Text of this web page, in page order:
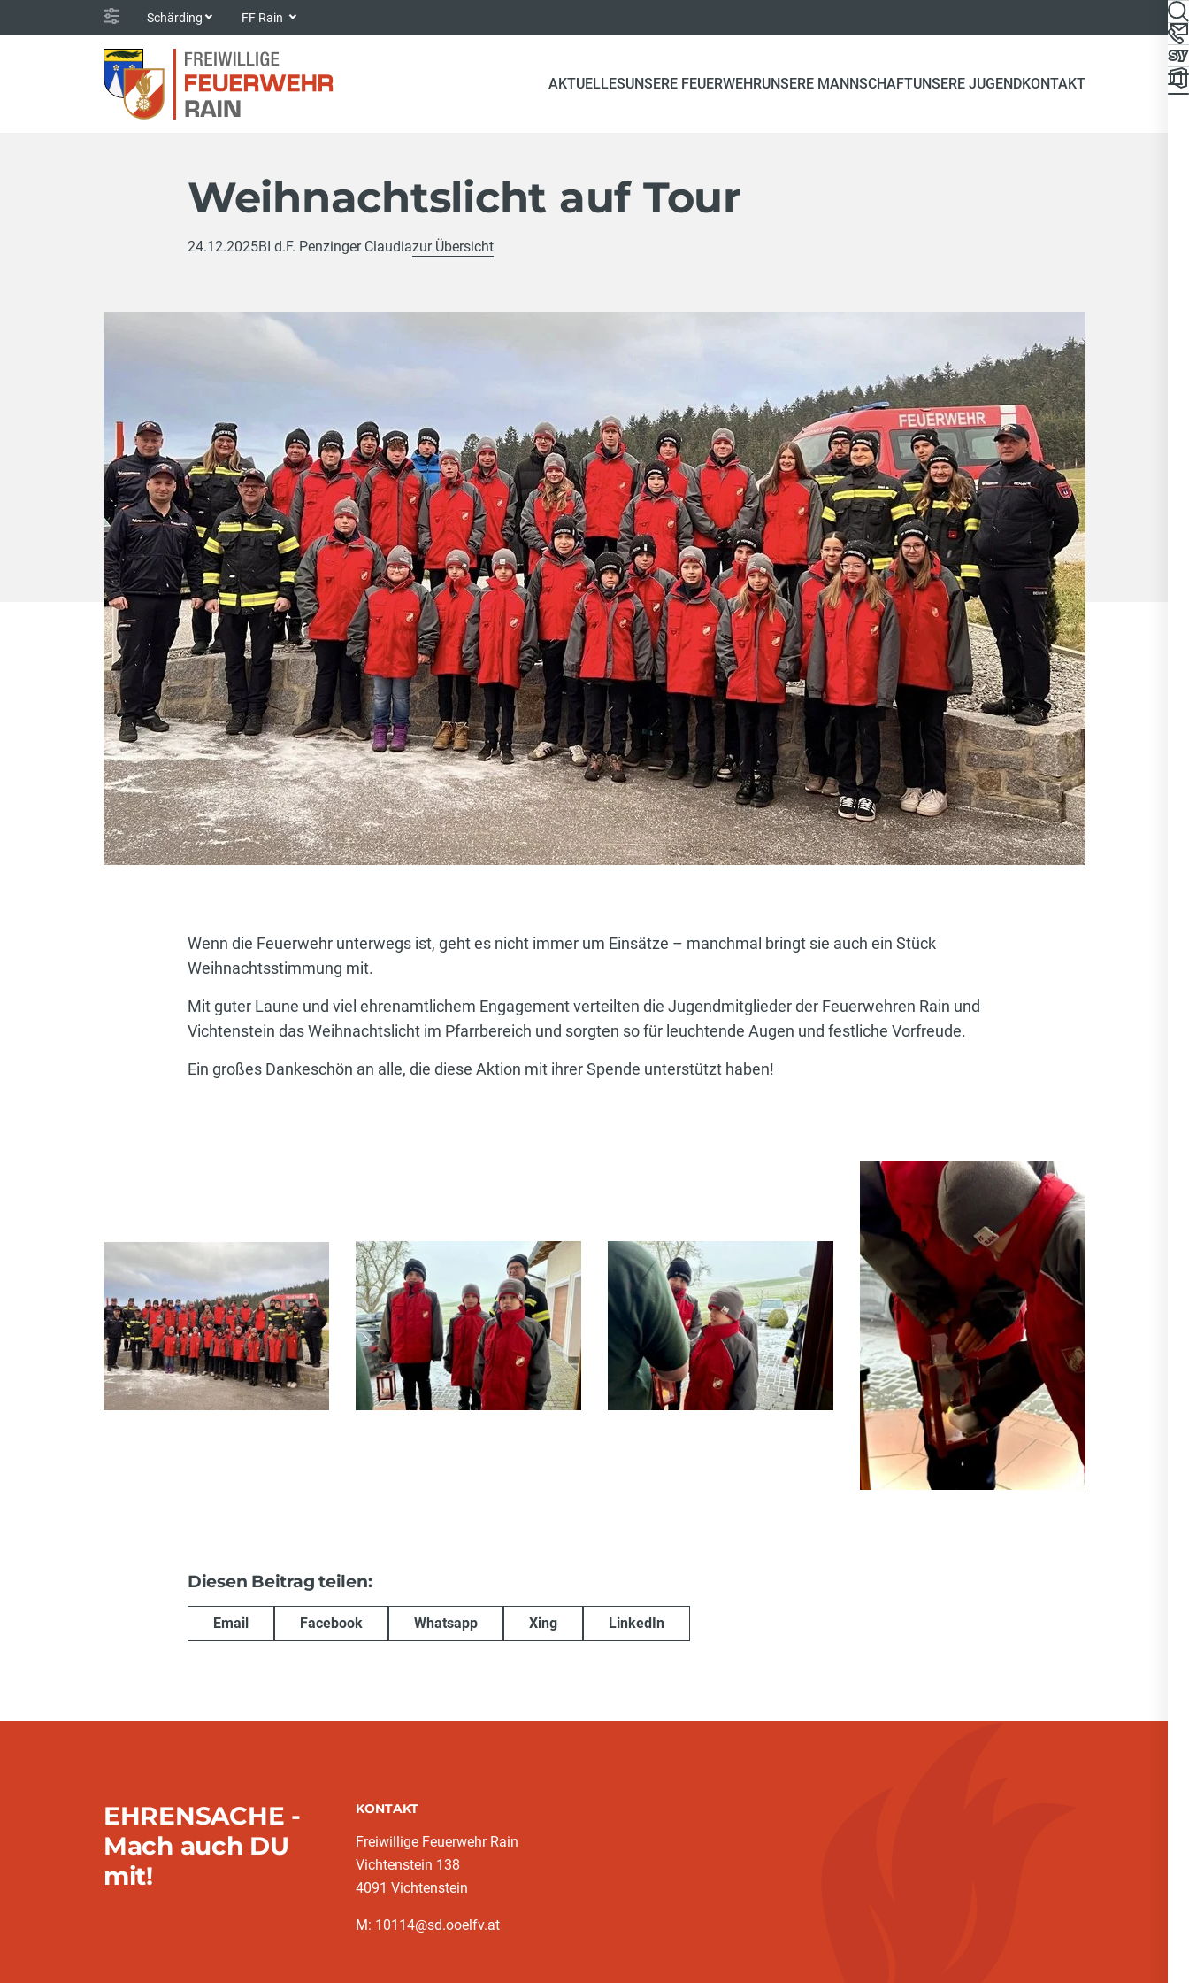
Schärding FF Rain
AKTUELLESUNSERE FEUERWEHRUNSERE MANNSCHAFTUNSERE JUGENDKONTAKT
Weihnachtslicht auf Tour
24.12.2025BI d.F. Penzinger Claudiazur Übersicht
Wenn die Feuerwehr unterwegs ist, geht es nicht immer um Einsätze – manchmal bringt sie auch ein Stück
Weihnachtsstimmung mit.
Mit guter Laune und viel ehrenamtlichem Engagement verteilten die Jugendmitglieder der Feuerwehren Rain und
Vichtenstein das Weihnachtslicht im Pfarrbereich und sorgten so für leuchtende Augen und festliche Vorfreude.
Ein großes Dankeschön an alle, die diese Aktion mit ihrer Spende unterstützt haben!
Diesen Beitrag teilen:
Email Facebook Whatsapp Xing LinkedIn
EHRENSACHE -
Mach auch DU
mit!
KONTAKT
Freiwillige Feuerwehr Rain
Vichtenstein 138
4091 Vichtenstein
M: 10114@sd.ooelfv.at